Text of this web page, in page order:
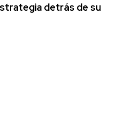
detrás de su